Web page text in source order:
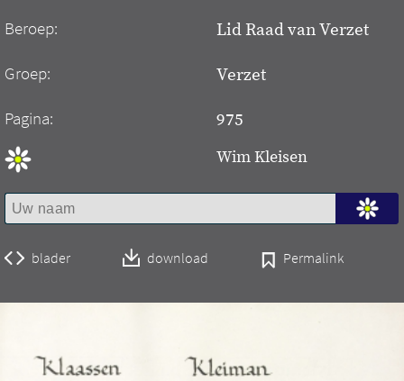
Beroep: Lid Raad van Verzet
Groep: Verzet
Pagina: 975
Wim Kleisen
blader download Permalink